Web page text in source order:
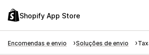
Shopify App Store
Encomendas e envio Soluções de envio